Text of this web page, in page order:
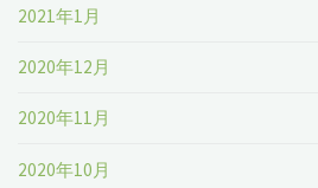
2021年1月
2020年12月
2020年11月
2020年10月